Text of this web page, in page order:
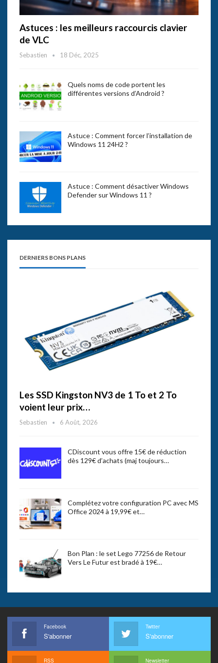
Astuces : les meilleurs raccourcis clavier
de VLC
Sebastien 18 Déc, 2025
Quels noms de code portent les
différentes versions d’Android ?
Astuce : Comment forcer l’installation de
Windows 11 24H2 ?
Astuce : Comment désactiver Windows
Defender sur Windows 11 ?
DERNIERS BONS PLANS
Les SSD Kingston NV3 de 1 To et 2 To
voient leur prix…
Sebastien 6 Août, 2026
CDiscount vous offre 15€ de réduction
dès 129€ d’achats (maj toujours…
Complétez votre configuration PC avec MS
Office 2024 à 19,99€ et…
Bon Plan : le set Lego 77256 de Retour
Vers Le Futur est bradé à 19€…
Facebook
S'abonner
Twitter
S'abonner
RSS Newsletter